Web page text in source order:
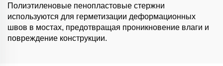
Полиэтиленовые пенопластовые стержни
используются для герметизации деформационных
швов в мостах, предотвращая проникновение влаги и
повреждение конструкции.